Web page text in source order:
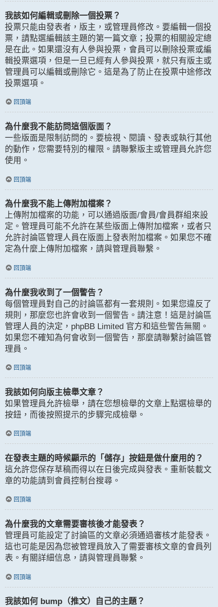
我該如何編輯或刪除一個投票？
投票只能由發表者，版主，或管理員修改。要編輯一個投
票，請點選編輯該主題的第一篇文章；投票的相關設定總
是在此。如果還沒有人參與投票，會員可以刪除投票或編
輯投票選項，但是一旦已經有人參與投票，就只有版主或
管理員可以編輯或刪除它。這是為了防止在投票中途修改
投票選項。
回頂端
為什麼我不能訪問這個版面？
一些版面是限制訪問的。要檢視、閱讀、發表或執行其他
的動作，您需要特別的權限。請聯繫版主或管理員允許您
使用。
回頂端
為什麼我不能上傳附加檔案？
上傳附加檔案的功能，可以通過版面/會員/會員群組來設
定。管理員可能不允許在某些版面上傳附加檔案，或者只
允許討論區管理人員在版面上發表附加檔案。如果您不確
定為什麼上傳附加檔案，請與管理員聯繫。
回頂端
為什麼我收到了一個警告？
每個管理員對自己的討論區都有一套規則。如果您違反了
規則，那麼您也許會收到一個警告。請注意！這是討論區
管理人員的決定，phpBB Limited 官方和這些警告無關。
如果您不確知為何會收到一個警告，那麼請聯繫討論區管
理員。
回頂端
我該如何向版主檢舉文章？
如果管理員允許檢舉，請在您想檢舉的文章上點選檢舉的
按鈕，而後按照提示的步驟完成檢舉。
回頂端
在發表主題的時候顯示的「儲存」按鈕是做什麼用的？
這允許您保存草稿而得以在日後完成與發表。重新裝載文
章的功能請到會員控制台搜尋。
回頂端
為什麼我的文章需要審核後才能發表？
管理員可能設定了討論區的文章必須通過審核才能發表。
這也可能是因為您被管理員放入了需要審核文章的會員列
表。有關詳細信息，請與管理員聯繫。
回頂端
我該如何 bump（推文）自己的主題？